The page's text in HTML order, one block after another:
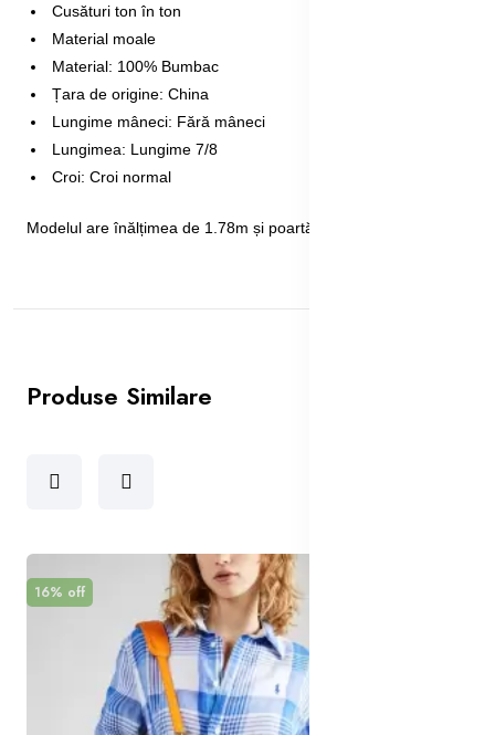
Cusături ton în ton
Material moale
Material: 100% Bumbac
Țara de origine: China
Lungime mâneci: Fără mâneci
Lungimea: Lungime 7/8
Croi: Croi normal
Modelul are înălțimea de 1.78m și poartă mărimea S
Produse Similare
16% off